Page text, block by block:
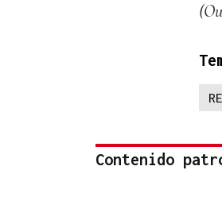
Contenido